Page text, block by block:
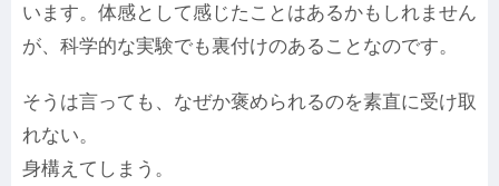
います。体感として感じたことはあるかもしれません
が、科学的な実験でも裏付けのあることなのです。
そうは言っても、なぜか褒められるのを素直に受け取
れない。
身構えてしまう。